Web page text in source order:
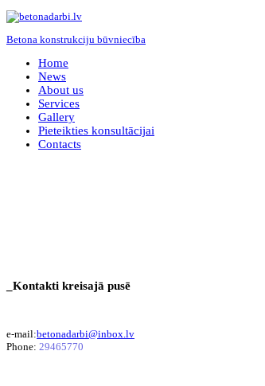
Betona konstrukciju būvniecība
Home
News
About us
Services
Gallery
Pieteikties konsultācijai
Contacts
_Kontakti kreisajā pusē
e-mail:betonadarbi@inbox.lv
Phone: 29465770